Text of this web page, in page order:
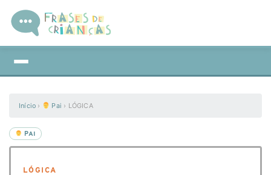
Início › Pai › LÓGICA
PAI
LÓGICA